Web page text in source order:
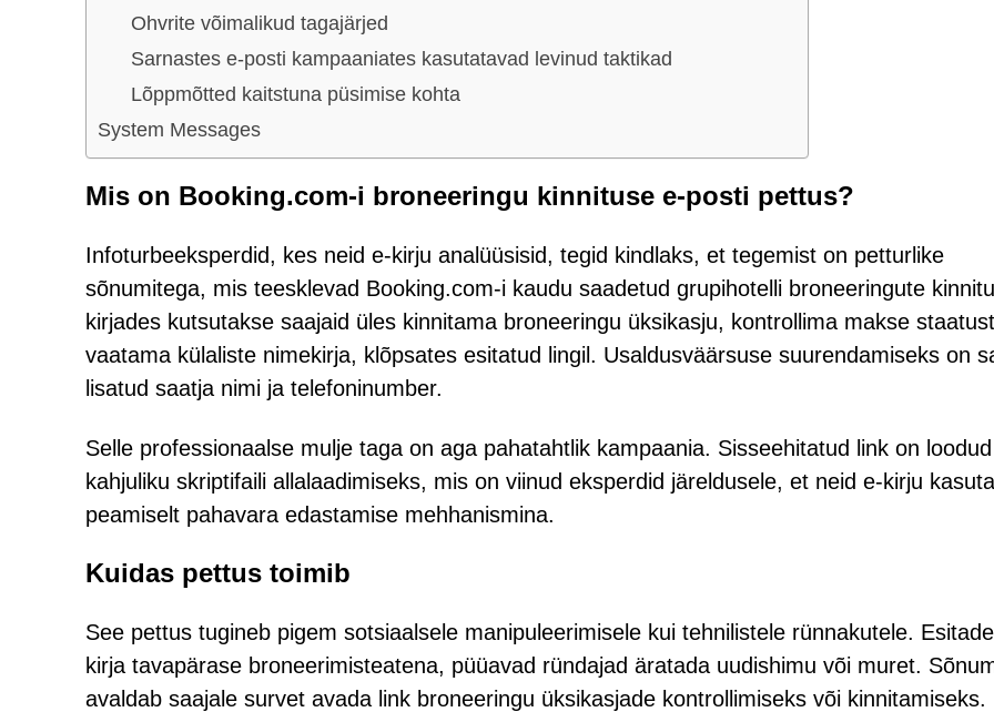
Ohvrite võimalikud tagajärjed
Sarnastes e-posti kampaaniates kasutatavad levinud taktikad
Lõppmõtted kaitstuna püsimise kohta
System Messages
Mis on Booking.com-i broneeringu kinnituse e-posti pettus?
Infoturbeeksperdid, kes neid e-kirju analüüsisid, tegid kindlaks, et tegemist on petturlike
sõnumitega, mis teesklevad Booking.com-i kaudu saadetud grupihotelli broneeringute
kirjades kutsutakse saajaid üles kinnitama broneeringu üksikasju, kontrollima makse
vaatama külaliste nimekirja, klõpsates esitatud lingil. Usaldusväärsuse suurendamiseks on
lisatud saatja nimi ja telefoninumber.
Selle professionaalse mulje taga on aga pahatahtlik kampaania. Sisseehitatud link on loodud
kahjuliku skriptifaili allalaadimiseks, mis on viinud eksperdid järeldusele, et neid e-kirju
peamiselt pahavara edastamise mehhanismina.
Kuidas pettus toimib
See pettus tugineb pigem sotsiaalsele manipuleerimisele kui tehnilistele rünnakutele.
kirja tavapärase broneerimisteatena, püüavad ründajad äratada uudishimu või muret.
avaldab saajale survet avada link broneeringu üksikasjade kontrollimiseks või kinnitamiseks.